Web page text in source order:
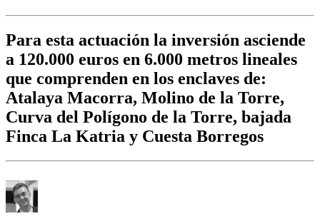
Para esta actuación la inversión asciende
a 120.000 euros en 6.000 metros lineales
que comprenden en los enclaves de:
Atalaya Macorra, Molino de la Torre,
Curva del Polígono de la Torre, bajada
Finca La Katria y Cuesta Borregos